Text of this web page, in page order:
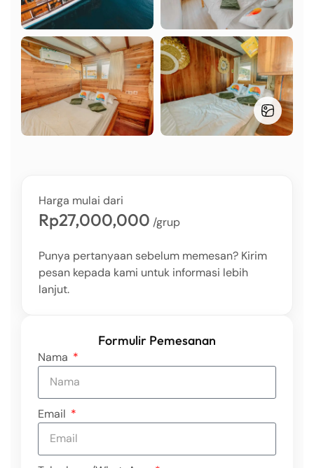
Harga mulai dari
Rp27,000,000 /grup
Punya pertanyaan sebelum memesan? Kirim
pesan kepada kami untuk informasi lebih
lanjut.
Formulir Pemesanan
Nama
Email